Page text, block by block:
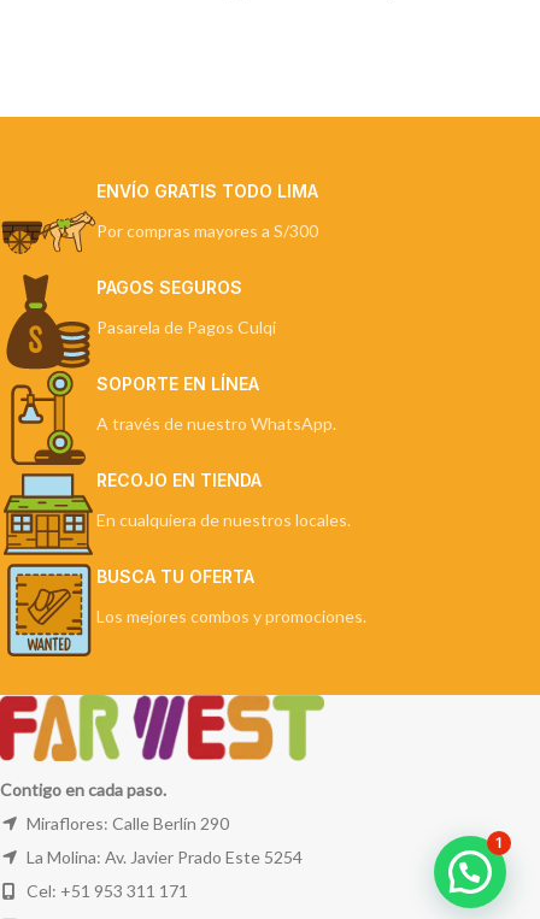
ENVÍO GRATIS TODO LIMA
Por compras mayores a S/300
PAGOS SEGUROS
Pasarela de Pagos Culqi
SOPORTE EN LÍNEA
A través de nuestro WhatsApp.
RECOJO EN TIENDA
En cualquiera de nuestros locales.
BUSCA TU OFERTA
Los mejores combos y promociones.
Contigo en cada paso.
Miraflores: Calle Berlín 290
La Molina: Av. Javier Prado Este 5254
Cel: +51 953 311 171
1